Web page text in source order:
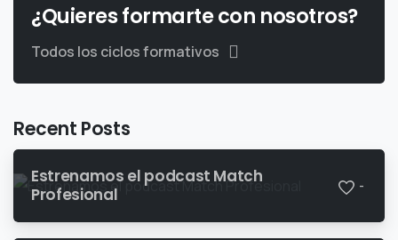
¿Quieres formarte con nosotros?
Todos los ciclos formativos
Recent Posts
Estrenamos el podcast Match
Profesional
-